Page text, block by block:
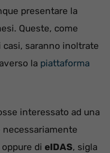
presentare la
Queste, come
saranno inoltrate
la piattaforma
interessato ad una
oppure di eIDAS, sigla